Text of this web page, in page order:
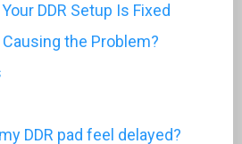
DDR Setup Is Fixed
Causing the Problem?
DDR pad feel delayed?